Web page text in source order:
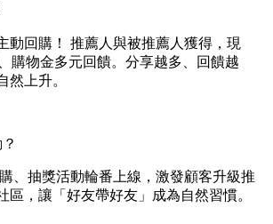
動回購！ 推薦人與被推薦人獲得，現
購物金多元回饋。分享越多、回饋越
然上升。
、抽獎活動輪番上線，激發顧客升級推
區，讓「好友帶好友」成為自然習慣。